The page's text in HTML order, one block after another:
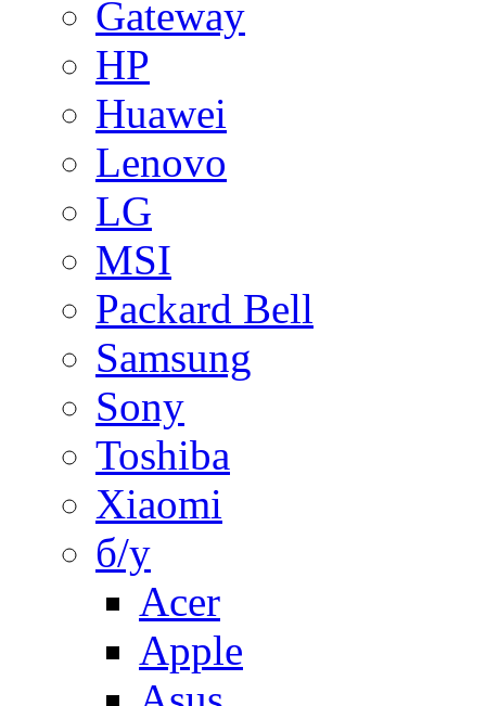
Gateway
HP
Huawei
Lenovo
LG
MSI
Packard Bell
Samsung
Sony
Toshiba
Xiaomi
б/у
Acer
Apple